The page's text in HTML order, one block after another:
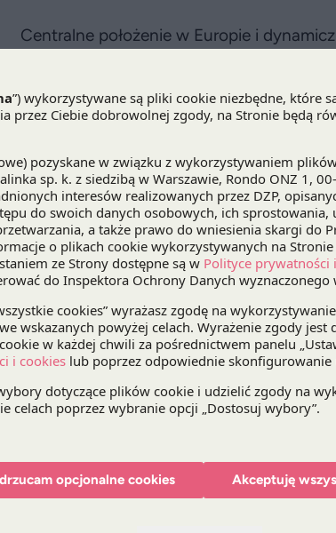
Centralne położenie w Europie i
latach Polska stała się ważnym
przemysłowym, energetycznym,
inwestycyjne, dostęp do
czynniki, które sprawiają, że Polska od
strategiczna lokalizacja naszego kraju
Unii Europejskiej, ale także państw
Podczas „Polsko-Koreańskiego Forum
Katarzyna Kuźma, Partner z Praktyki
opowie firmom koreańskim o
Organizatorami Forum jest Polska
i Technologii, Ambasadą Polski w Korei
i Inwestycji (KOTRA).
Wydarzenie zwieńczą spotkania B2B,
Kuźma, Seung Joo LeeorazMarlena
zainteresowanymi inwestycjami w Polsce.
koreańskiej.
opcjonalne cookies Akceptuję